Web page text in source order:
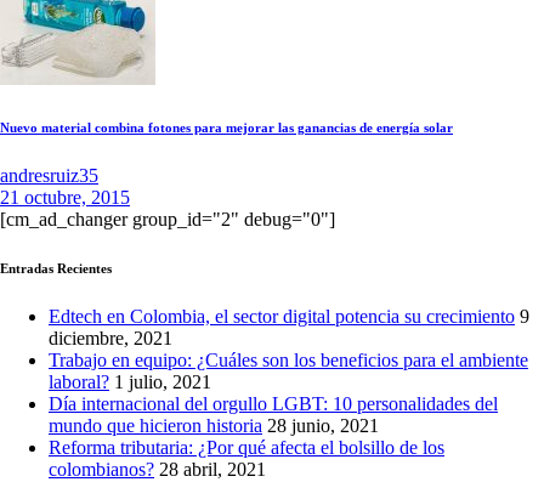
Nuevo material combina fotones para mejorar las ganancias de energía solar
andresruiz35
21 octubre, 2015
[cm_ad_changer group_id="2" debug="0"]
Entradas Recientes
Edtech en Colombia, el sector digital potencia su crecimiento 9
diciembre, 2021
Trabajo en equipo: ¿Cuáles son los beneficios para el ambiente
laboral? 1 julio, 2021
Día internacional del orgullo LGBT: 10 personalidades del
mundo que hicieron historia 28 junio, 2021
Reforma tributaria: ¿Por qué afecta el bolsillo de los
colombianos? 28 abril, 2021